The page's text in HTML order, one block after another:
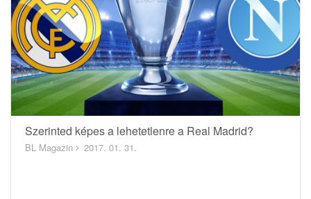
Szerinted képes a lehetetlenre a Real Madrid?
BL Magazin 2017. 01. 31.